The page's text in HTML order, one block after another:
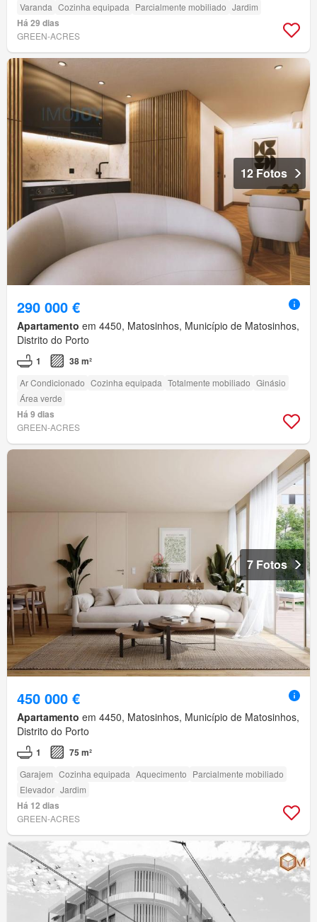
Varanda Cozinha equipada Parcialmente mobiliado Jardim
Há 29 dias
GREEN-ACRES
12 Fotos
290 000 €
Apartamento em 4450, Matosinhos, Município de Matosinhos,
Distrito do Porto
1 38 m²
Ar Condicionado Cozinha equipada Totalmente mobiliado Ginásio
Área verde
Há 9 dias
GREEN-ACRES
7 Fotos
450 000 €
Apartamento em 4450, Matosinhos, Município de Matosinhos,
Distrito do Porto
1 75 m²
Garajem Cozinha equipada Aquecimento Parcialmente mobiliado
Elevador Jardim
Há 12 dias
GREEN-ACRES